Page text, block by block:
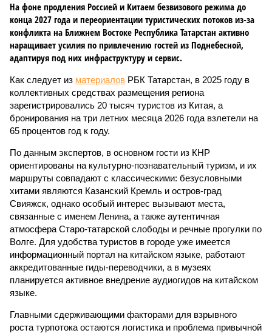
На фоне продления Россией и Китаем безвизового режима до
конца 2027 года и переориентации туристических потоков из-за
конфликта на Ближнем Востоке Республика Татарстан активно
наращивает усилия по привлечению гостей из Поднебесной,
адаптируя под них инфраструктуру и сервис.
Как следует из материалов РБК Татарстан, в 2025 году в
коллективных средствах размещения региона
зарегистрировались 20 тысяч туристов из Китая, а
бронирования на три летних месяца 2026 года взлетели на
65 процентов год к году.
По данным экспертов, в основном гости из КНР
ориентированы на культурно-познавательный туризм, и их
маршруты совпадают с классическими: безусловными
хитами являются Казанский Кремль и остров-град
Свияжск, однако особый интерес вызывают места,
связанные с именем Ленина, а также аутентичная
атмосфера Старо-татарской слободы и речные прогулки по
Волге. Для удобства туристов в городе уже имеется
информационный портал на китайском языке, работают
аккредитованные гиды-переводчики, а в музеях
планируется активное внедрение аудиогидов на китайском
языке.
Главными сдерживающими факторами для взрывного
роста турпотока остаются логистика и проблема привычной